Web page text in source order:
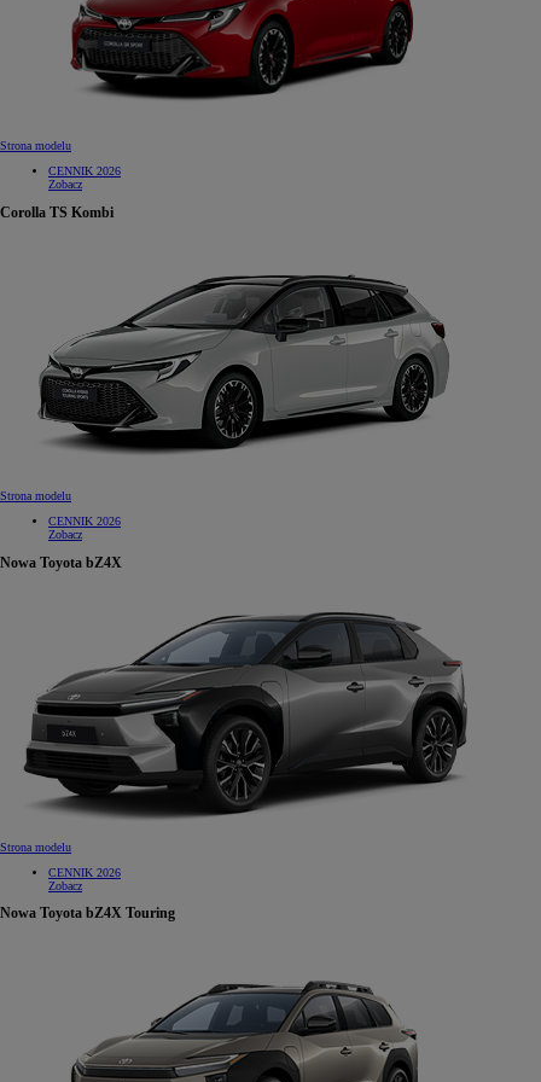
Strona modelu
CENNIK 2026
Zobacz
Corolla TS Kombi
Strona modelu
CENNIK 2026
Zobacz
Nowa Toyota bZ4X
Strona modelu
CENNIK 2026
Zobacz
Nowa Toyota bZ4X Touring